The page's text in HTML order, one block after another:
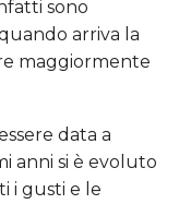
sono
arriva la
maggiormente
data a
anni si è evoluto
i gusti e le